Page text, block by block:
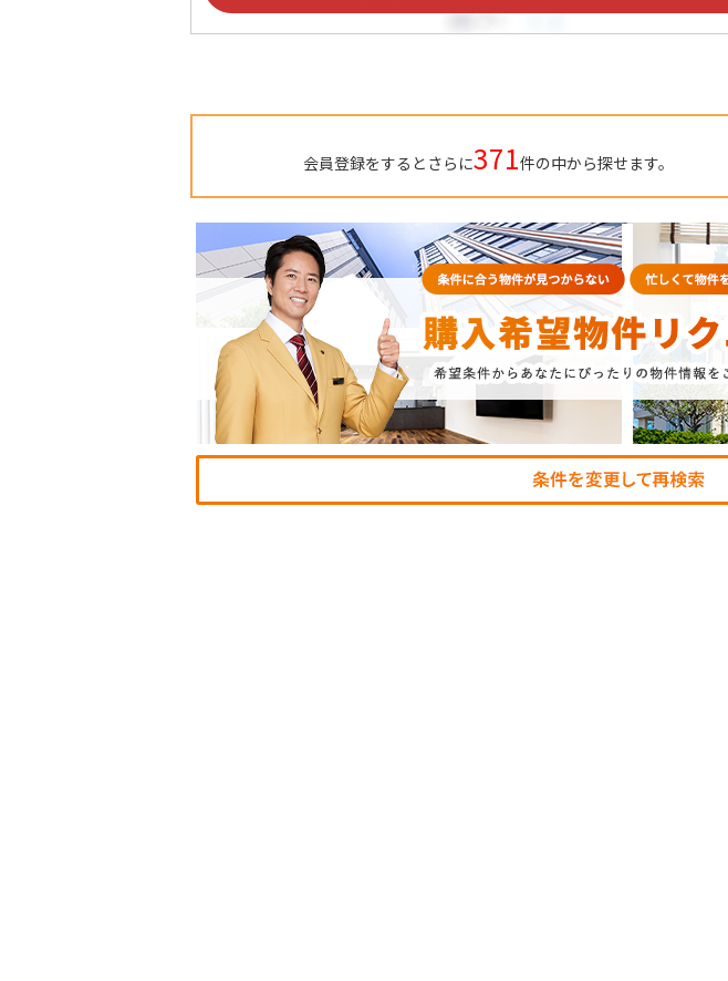
トップページ
買いたい
RENT
借りたい
INHERITANCE
不動産相続
STAFF
スタッフ紹介
CONTACT
お問い合わせ
会員登録をするとさらに371件の中から探せます。